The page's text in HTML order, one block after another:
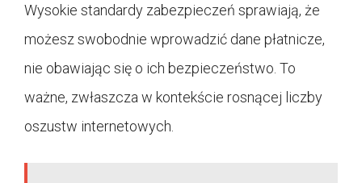
Wysokie standardy zabezpieczeń sprawiają, że
możesz swobodnie wprowadzić dane płatnicze,
nie obawiając się o ich bezpieczeństwo. To
ważne, zwłaszcza w kontekście rosnącej liczby
oszustw internetowych.